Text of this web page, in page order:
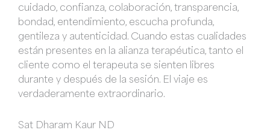
cuidado, confianza, colaboración, transparencia,
bondad, entendimiento, escucha profunda,
gentileza y autenticidad. Cuando estas cualidades
están presentes en la alianza terapéutica, tanto el
cliente como el terapeuta se sienten libres
durante y después de la sesión. El viaje es
verdaderamente extraordinario.
Sat Dharam Kaur ND